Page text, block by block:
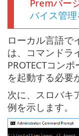
Premバー
バイス管理
ローカル言語で
は、コマンドラ
PROTECTコン
を起動する必要
次に、スロバキ
例を示します。